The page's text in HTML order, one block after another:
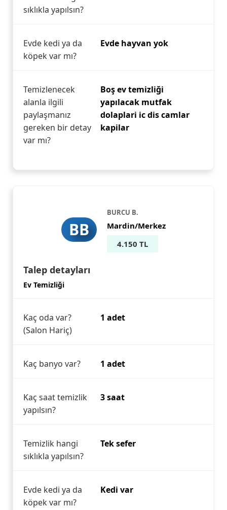
sıklıkla yapılsın?
Evde kedi ya da
köpek var mı?
Evde hayvan yok
Temizlenecek
alanla ilgili
paylaşmanız
gereken bir detay
var mı?
Boş ev temizliği
yapılacak mutfak
dolaplari ic dis camlar
kapilar
BB
BURCU B.
Mardin/Merkez
4.150 TL
Talep detayları
Ev Temizliği
Kaç oda var?
(Salon Hariç)
1 adet
Kaç banyo var? 1 adet
Kaç saat temizlik
yapılsın?
3 saat
Temizlik hangi
sıklıkla yapılsın?
Tek sefer
Evde kedi ya da
köpek var mı?
Kedi var